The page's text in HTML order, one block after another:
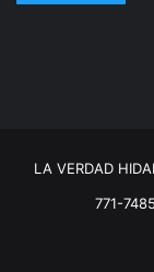
LA VERDAD
771-